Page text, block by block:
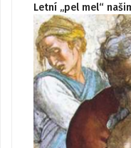
Letní „pel mel“